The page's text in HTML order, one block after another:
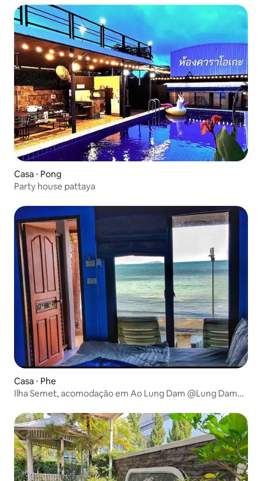
Casa ⋅ Pong
Party house pattaya
Casa ⋅ Phe
Ilha Semet, acomodação em Ao Lung Dam @Lung Dam